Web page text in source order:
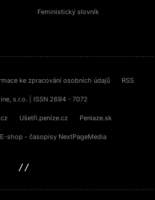
Feministický slovník
ke zpracování osobních údajů RSS
s.r.o. | ISSN 2694 - 7072
Ušetři.peníze.cz Peniaze.sk
E-shop - časopisy NextPageMedia